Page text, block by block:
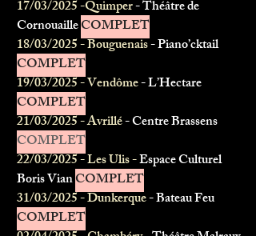
17/03/2025 -Quimper- Théâtre de
CornouailleCOMPLET
18/03/2025 - Bouguenais- Piano’cktail
COMPLET
19/03/2025 - Vendôme- L’Hectare
COMPLET
21/03/2025 - Avrillé- Centre Brassens
COMPLET
22/03/2025 - Les Ulis -Espace Culturel
Boris VianCOMPLET
31/03/2025 - Dunkerque- Bateau Feu
COMPLET